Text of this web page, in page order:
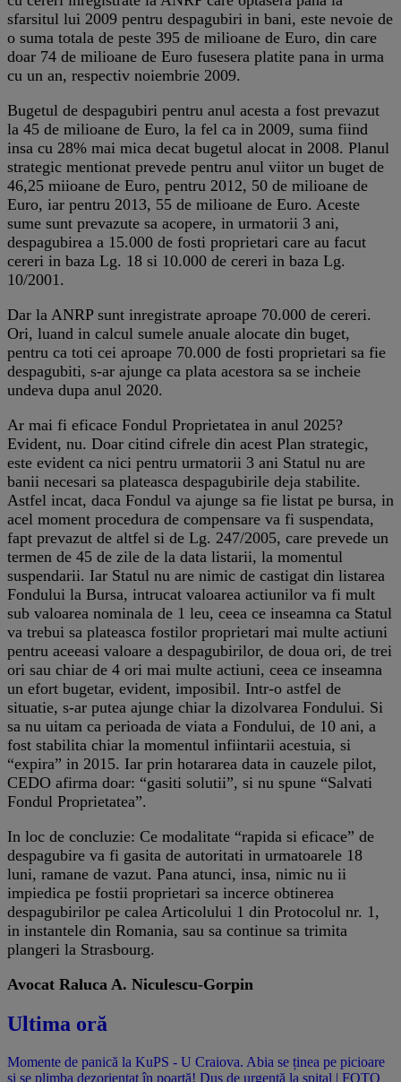
sfarsitul lui 2009 pentru despagubiri in bani, este nevoie de
o suma totala de peste 395 de milioane de Euro, din care
doar 74 de milioane de Euro fusesera platite pana in urma
cu un an, respectiv noiembrie 2009.
Bugetul de despagubiri pentru anul acesta a fost prevazut
la 45 de milioane de Euro, la fel ca in 2009, suma fiind
insa cu 28% mai mica decat bugetul alocat in 2008. Planul
strategic mentionat prevede pentru anul viitor un buget de
46,25 miioane de Euro, pentru 2012, 50 de milioane de
Euro, iar pentru 2013, 55 de milioane de Euro. Aceste
sume sunt prevazute sa acopere, in urmatorii 3 ani,
despagubirea a 15.000 de fosti proprietari care au facut
cereri in baza Lg. 18 si 10.000 de cereri in baza Lg.
10/2001.
Dar la ANRP sunt inregistrate aproape 70.000 de cereri.
Ori, luand in calcul sumele anuale alocate din buget,
pentru ca toti cei aproape 70.000 de fosti proprietari sa fie
despagubiti, s-ar ajunge ca plata acestora sa se incheie
undeva dupa anul 2020.
Ar mai fi eficace Fondul Proprietatea in anul 2025?
Evident, nu. Doar citind cifrele din acest Plan strategic,
este evident ca nici pentru urmatorii 3 ani Statul nu are
banii necesari sa plateasca despagubirile deja stabilite.
Astfel incat, daca Fondul va ajunge sa fie listat pe bursa, in
acel moment procedura de compensare va fi suspendata,
fapt prevazut de altfel si de Lg. 247/2005, care prevede un
termen de 45 de zile de la data listarii, la momentul
suspendarii. Iar Statul nu are nimic de castigat din listarea
Fondului la Bursa, intrucat valoarea actiunilor va fi mult
sub valoarea nominala de 1 leu, ceea ce inseamna ca Statul
va trebui sa plateasca fostilor proprietari mai multe actiuni
pentru aceeasi valoare a despagubirilor, de doua ori, de trei
ori sau chiar de 4 ori mai multe actiuni, ceea ce inseamna
un efort bugetar, evident, imposibil. Intr-o astfel de
situatie, s-ar putea ajunge chiar la dizolvarea Fondului. Si
sa nu uitam ca perioada de viata a Fondului, de 10 ani, a
fost stabilita chiar la momentul infiintarii acestuia, si
“expira” in 2015. Iar prin hotararea data in cauzele pilot,
CEDO afirma doar: “gasiti solutii”, si nu spune “Salvati
Fondul Proprietatea”.
In loc de concluzie: Ce modalitate “rapida si eficace” de
despagubire va fi gasita de autoritati in urmatoarele 18
luni, ramane de vazut. Pana atunci, insa, nimic nu ii
impiedica pe fostii proprietari sa incerce obtinerea
despagubirilor pe calea Articolului 1 din Protocolul nr. 1,
in instantele din Romania, sau sa continue sa trimita
plangeri la Strasbourg.
Avocat Raluca A. Niculescu-Gorpin
Ultima oră
Momente de panică la KuPS - U Craiova. Abia se ținea pe picioare
și se plimba dezorientat în poartă! Dus de urgență la spital | FOTO